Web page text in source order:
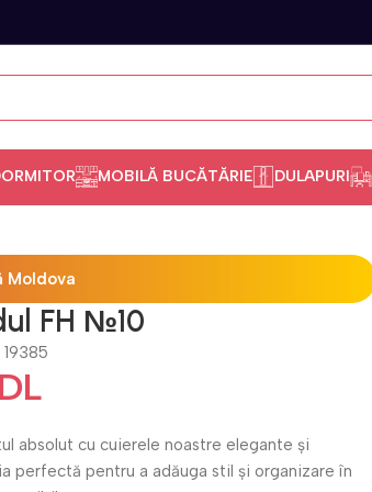
MOBILĂ BUCĂTĂRIE DULAPURI
Moldova
FH №10
19385
absolut cu cuierele noastre elegante și
perfectă pentru a adăuga stil și organizare în